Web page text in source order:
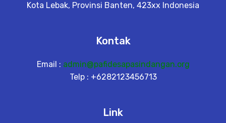
Kota Lebak, Provinsi Banten, 423xx Indonesia
Kontak
Email : admin@pafidesapasindangan.org
Telp : +6282123456713
Link